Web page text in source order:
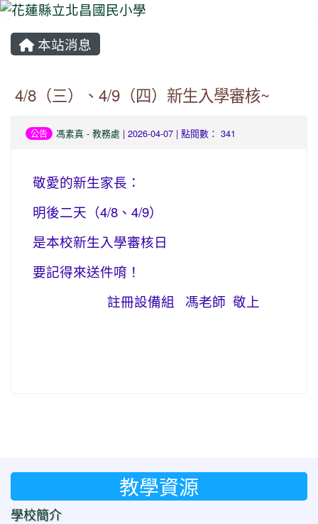
本站消息
4/8（三）、4/9（四）新生入學審核~
公告 馮素真 - 教務處 | 2026-04-07 | 點閱數： 341
敬愛的新生家長：
明後二天（4/8、4/9）
是本校新生入學審核日
要記得來送件唷！
註冊設備組 馮老師 敬上
教學資源
學校簡介